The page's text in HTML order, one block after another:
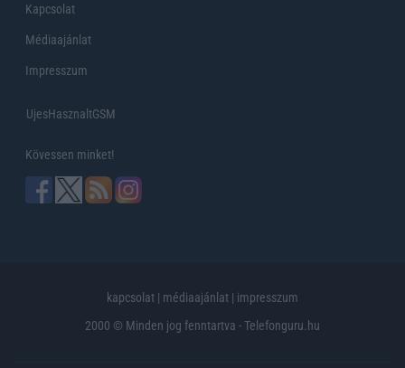
Kapcsolat
Médiaajánlat
Impresszum
UjesHasznaltGSM
Kövessen minket!
kapcsolat | médiaajánlat | impresszum
2000 © Minden jog fenntartva - Telefonguru.hu